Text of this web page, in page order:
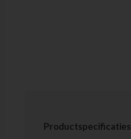
Productspecificaties